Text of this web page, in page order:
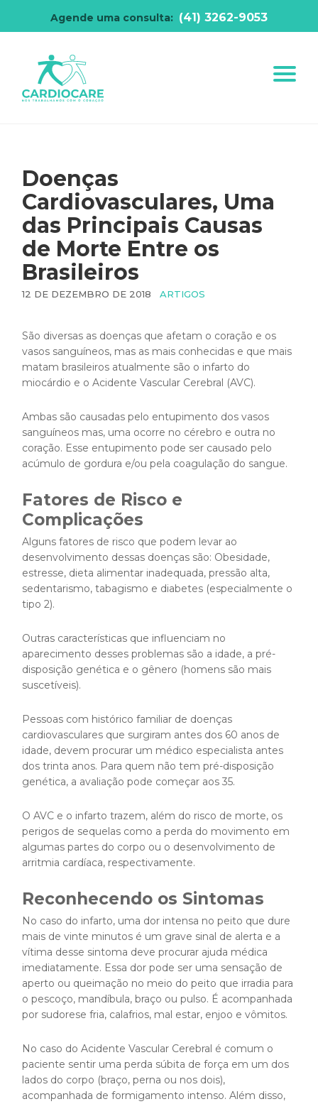
Agende uma consulta: (41) 3262-9053
Doenças
Cardiovasculares, Uma
das Principais Causas
de Morte Entre os
Brasileiros
12 DE DEZEMBRO DE 2018 ARTIGOS
São diversas as doenças que afetam o coração e os
vasos sanguíneos, mas as mais conhecidas e que mais
matam brasileiros atualmente são o infarto do
miocárdio e o Acidente Vascular Cerebral (AVC).
Ambas são causadas pelo entupimento dos vasos
sanguíneos mas, uma ocorre no cérebro e outra no
coração. Esse entupimento pode ser causado pelo
acúmulo de gordura e/ou pela coagulação do sangue.
Fatores de Risco e
Complicações
Alguns fatores de risco que podem levar ao
desenvolvimento dessas doenças são: Obesidade,
estresse, dieta alimentar inadequada, pressão alta,
sedentarismo, tabagismo e diabetes (especialmente o
tipo 2).
Outras características que influenciam no
aparecimento desses problemas são a idade, a pré-
disposição genética e o gênero (homens são mais
suscetíveis).
Pessoas com histórico familiar de doenças
cardiovasculares que surgiram antes dos 60 anos de
idade, devem procurar um médico especialista antes
dos trinta anos. Para quem não tem pré-disposição
genética, a avaliação pode começar aos 35.
O AVC e o infarto trazem, além do risco de morte, os
perigos de sequelas como a perda do movimento em
algumas partes do corpo ou o desenvolvimento de
arritmia cardíaca, respectivamente.
Reconhecendo os Sintomas
No caso do infarto, uma dor intensa no peito que dure
mais de vinte minutos é um grave sinal de alerta e a
vítima desse sintoma deve procurar ajuda médica
imediatamente. Essa dor pode ser uma sensação de
aperto ou queimação no meio do peito que irradia para
o pescoço, mandíbula, braço ou pulso. É acompanhada
por sudorese fria, calafrios, mal estar, enjoo e vômitos.
No caso do Acidente Vascular Cerebral é comum o
paciente sentir uma perda súbita de força em um dos
lados do corpo (braço, perna ou nos dois),
acompanhada de formigamento intenso. Além disso,